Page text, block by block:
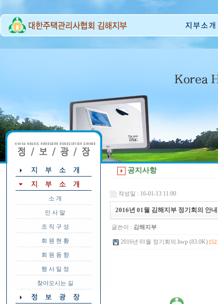
소 개
인 사 말
조 직 구 성
회 원 현 황
회 원 동 향
행 사 일 정
찾아오시는 길
공지사항
작성일 : 16-01-13 11:00
2016년 01월 김해지부 정기회의 안내
글쓴이 : 김해지부
2016년 01월 정기회의.hwp (83.0K)